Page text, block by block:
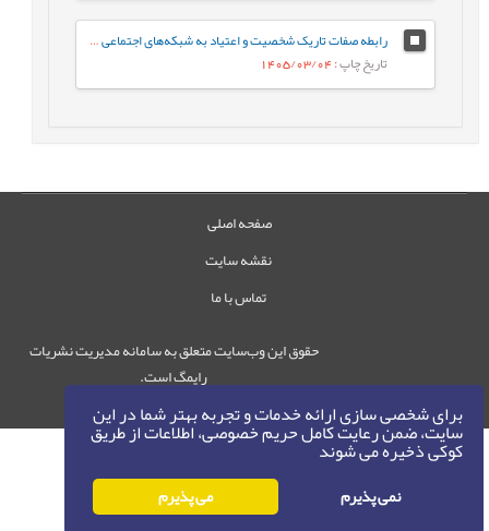
برای شخصی سازی ارائه خدمات و تجربه بهتر شما در این
سایت، ضمن رعایت کامل حریم خصوصی، اطلاعات از طریق
کوکی ذخیره می شوند
نمی پذیرم می پذیرم
رابطه صفات تاریک شخصیت و اعتیاد به شبکه‌های اجتماعی مجازی با نقش میانجی سبک‌های مقابله‌ای
تاریخ چاپ: 1405/03/04
صفحه اصلی
نقشه سایت
تماس با ما
حقوق این وب‌سایت متعلق به سامانه مدیریت نشریات
رایمگ است.